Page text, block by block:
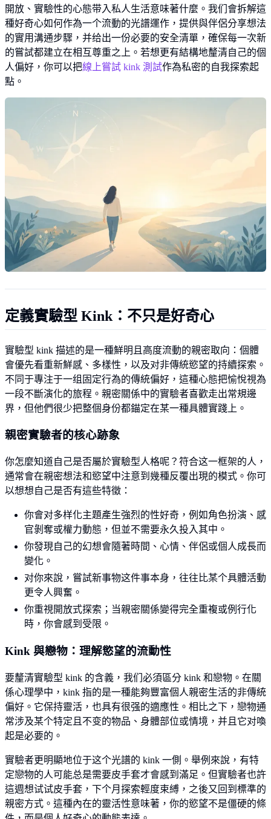
開放、實驗性的心態带入私人生活意味著什麼。我们會拆解這
種好奇心如何作為一个流動的光譜運作，提供與伴侶分享想法
的實用溝通步驟，并给出一份必要的安全清單，確保每一次新
的嘗試都建立在相互尊重之上。若想更有結構地釐清自己的個
人偏好，你可以把線上嘗試 kink 測試作為私密的自我探索起
點。
定義實驗型 Kink：不只是好奇心
實驗型 kink 描述的是一種鮮明且高度流動的親密取向：個體
會優先看重新鮮感、多樣性，以及对非傳統慾望的持續探索。
不同于專注于一组固定行為的傳統偏好，這種心態把愉悅視為
一段不斷演化的旅程。親密關係中的實驗者喜歡走出常規邊
界，但他們很少把整個身份都錨定在某一種具體實踐上。
親密實驗者的核心跡象
你怎麼知道自己是否屬於實驗型人格呢？符合这一框架的人，
通常會在親密想法和慾望中注意到幾種反覆出現的模式。你可
以想想自己是否有這些特徵：
你會对多样化主題產生強烈的性好奇，例如角色扮演、感
官剝奪或權力動態，但並不需要永久投入其中。
你發現自己的幻想會隨著時間、心情、伴侶或個人成長而
變化。
对你來說，嘗試新事物这件事本身，往往比某个具體活動
更令人興奮。
你重視開放式探索；当親密關係變得完全重複或例行化
時，你會感到受限。
Kink 與戀物：理解慾望的流動性
要釐清實驗型 kink 的含義，我们必須區分 kink 和戀物。在關
係心理學中，kink 指的是一種能夠豐富個人親密生活的非傳統
偏好。它保持靈活，也具有很强的適應性。相比之下，戀物通
常涉及某个特定且不变的物品、身體部位或情境，并且它对喚
起是必要的。
實驗者更明顯地位于这个光譜的 kink 一側。舉例來說，有特
定戀物的人可能总是需要皮手套才會感到滿足。但實驗者也許
這週想试试皮手套，下个月探索輕度束縛，之後又回到標準的
親密方式。這種內在的靈活性意味著，你的慾望不是僵硬的條